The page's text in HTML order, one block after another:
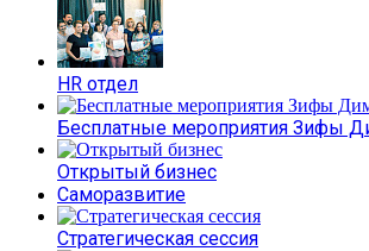
HR отдел
Бесплатные мероприятия Зифы
Открытый бизнес
Саморазвитие
Стратегическая сессия